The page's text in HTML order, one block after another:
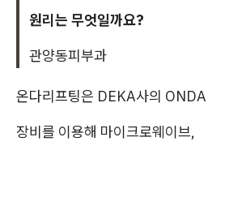
원리는 무엇일까요?
관양동피부과
온다리프팅은 DEKA사의 ONDA
장비를 이용해 마이크로웨이브,